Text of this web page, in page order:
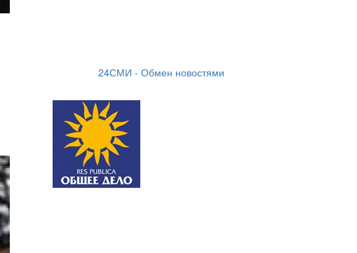
24СМИ - Обмен новостями